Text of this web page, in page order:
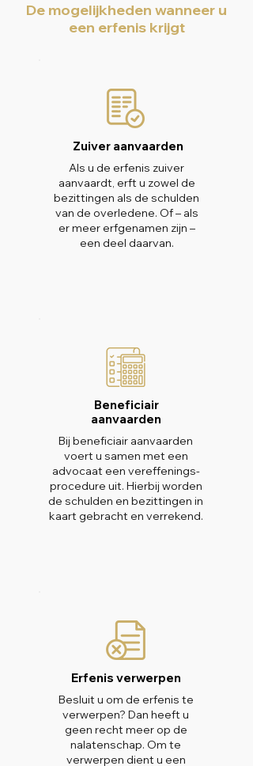
De mogelijkheden wanneer u
een erfenis krijgt
Zuiver aanvaarden
Als u de erfenis zuiver
aanvaardt, erft u zowel de
bezittingen als de schulden
van de overledene. Of – als
er meer erfgenamen zijn –
een deel daarvan.
Beneficiair
aanvaarden
Bij beneficiair aanvaarden
voert u samen met een
advocaat een vereffenings-
procedure uit. Hierbij worden
de schulden en bezittingen in
kaart gebracht en verrekend.
Erfenis verwerpen
Besluit u om de erfenis te
verwerpen? Dan heeft u
geen recht meer op de
nalatenschap. Om te
verwerpen dient u een